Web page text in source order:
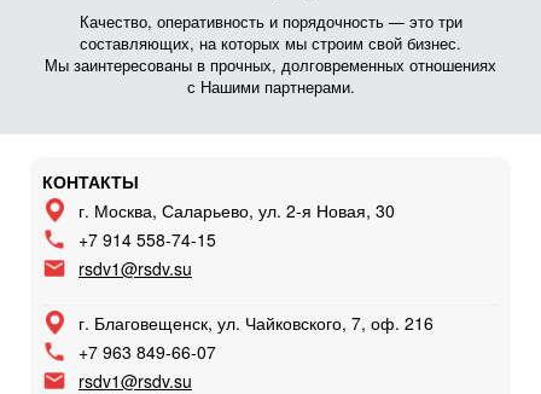
Качество, оперативность и порядочность — это три
составляющих, на которых мы строим свой бизнес.
Мы заинтересованы в прочных, долговременных отношениях
с Нашими партнерами.
КОНТАКТЫ
г. Москва, Саларьево, ул. 2-я Новая, 30
+7 914 558-74-15
rsdv1@rsdv.su
г. Благовещенск, ул. Чайковского, 7, оф. 216
+7 963 849-66-07
rsdv1@rsdv.su